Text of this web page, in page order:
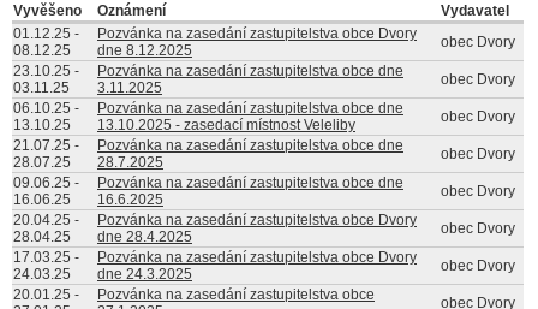
Vyvěšeno Oznámení
Vydavatel
01.12.25 -
08.12.25
Pozvánka na zasedání zastupitelstva obce Dvory
dne 8.12.2025
obec Dvory
23.10.25 -
03.11.25
Pozvánka na zasedání zastupitelstva obce dne
3.11.2025
obec Dvory
06.10.25 -
13.10.25
Pozvánka na zasedání zastupitelstva obce dne
13.10.2025 - zasedací místnost Veleliby
obec Dvory
21.07.25 -
28.07.25
Pozvánka na zasedání zastupitelstva obce dne
28.7.2025
obec Dvory
09.06.25 -
16.06.25
Pozvánka na zasedání zastupitelstva obce dne
16.6.2025
obec Dvory
20.04.25 -
28.04.25
Pozvánka na zasedání zastupitelstva obce Dvory
dne 28.4.2025
obec Dvory
17.03.25 -
24.03.25
Pozvánka na zasedání zastupitelstva obce Dvory
dne 24.3.2025
obec Dvory
20.01.25 -
Pozvánka na zasedání zastupitelstva obce
obec Dvory